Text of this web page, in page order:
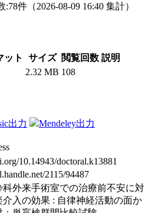
:78件 （2026-08-09 16:40 集計）
ット サイズ 閲覧回数 説明
2.32 MB 108
出力 Mendeley出力
10.14943/doctoral.k13881
2115/94487
科外来手術室での治療前不安に対
介入の効果 : 自律神経活動の面か